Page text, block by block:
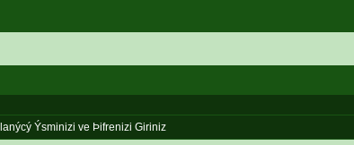
Ýsminizi ve Þifrenizi Giriniz